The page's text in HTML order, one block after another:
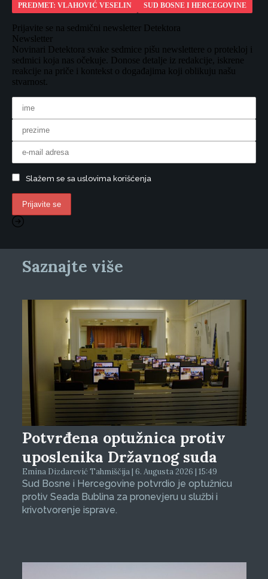
PREDMET: VLAHOVIĆ VESELIN SUD BOSNE I HERCEGOVINE
Prijavite se na sedmični newsletter Detektora
Newsletter
Novinari Detektora svake sedmice pišu newslettere o protekloj i
sedmici koja nas očekuje. Donose detalje iz redakcije, iskrene
reakcije na priče i kontekst o događajima koji oblikuju našu
stvarnost.
Slažem se sa uslovima korišćenja
Saznajte više
Potvrđena optužnica protiv
uposlenika Državnog suda
Emina Dizdarević Tahmiščija | 6. Augusta 2026 | 15:49
Sud Bosne i Hercegovine potvrdio je optužnicu
protiv Seada Bublina za pronevjeru u službi i
krivotvorenje isprave.